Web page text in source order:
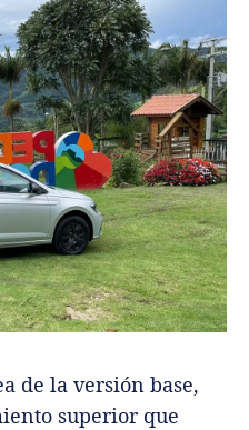
de la versión base,
superior que